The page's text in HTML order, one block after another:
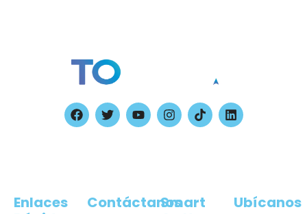
Enlaces
ContáctanosSmart
Ubícanos